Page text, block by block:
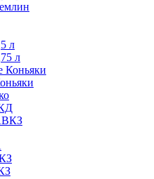
л
л
Коньяки